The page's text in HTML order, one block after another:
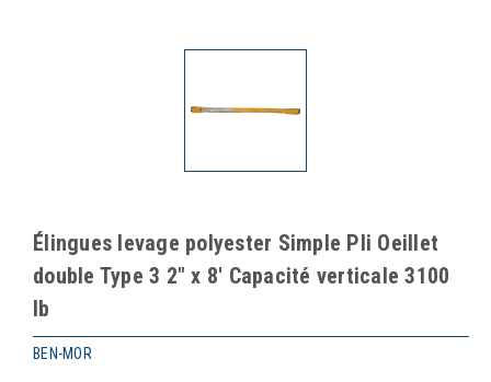
Élingues levage polyester Simple Pli Oeillet
double Type 3 2" x 8' Capacité verticale 3100
lb
BEN-MOR